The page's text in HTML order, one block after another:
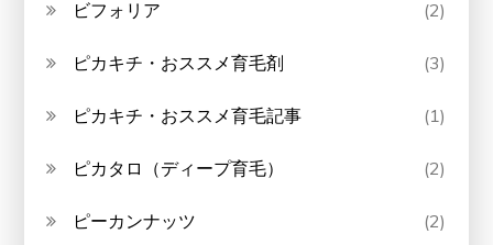
ビフォリア (2)
ピカキチ・おススメ育毛剤 (3)
ピカキチ・おススメ育毛記事 (1)
ピカタロ（ディープ育毛） (2)
ピーカンナッツ (2)